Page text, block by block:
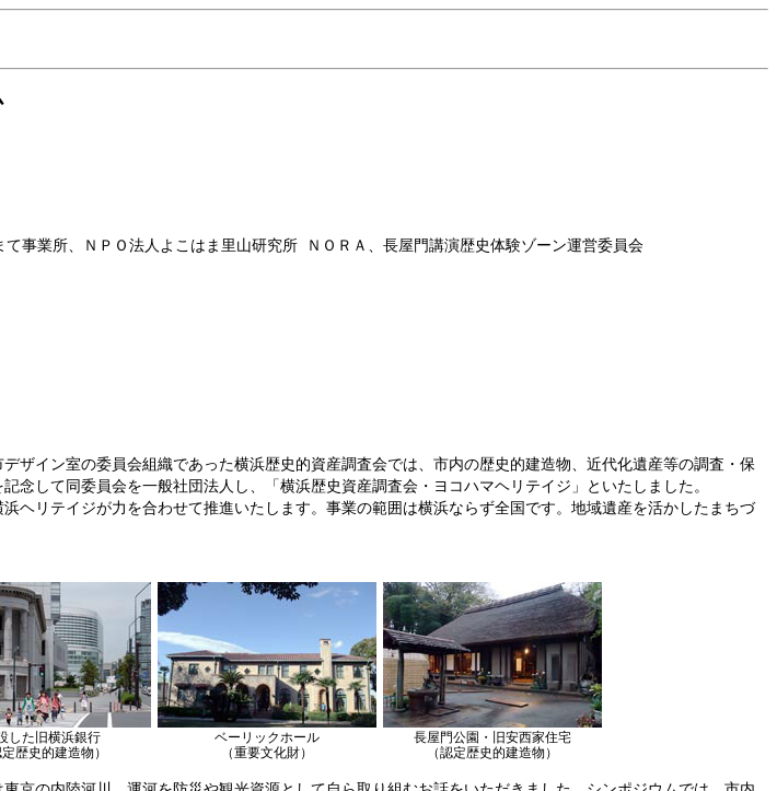
業所、ＮＰＯ法人よこはま里山研究所 ＮＯＲＡ、長屋門講演歴史体験ゾーン運営委員会
ザイン室の委員会組織であった横浜歴史的資産調査会では、市内の歴史的建造物、近代化遺産等の調査・保
して同委員会を一般社団法人し、「横浜歴史資産調査会・ヨコハマヘリテイジ」といたしました。
リテイジが力を合わせて推進いたします。事業の範囲は横浜ならず全国です。地域遺産を活かしたまちづ
した旧横浜銀行
定歴史的建造物）
ベーリックホール
（重要文化財）
長屋門公園・旧安西家住宅
（認定歴史的建造物）